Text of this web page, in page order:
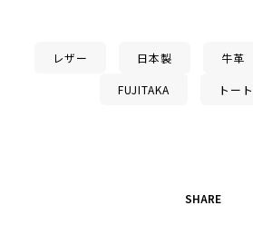
レザー 日本製 牛革
FUJITAKA トー
SHARE